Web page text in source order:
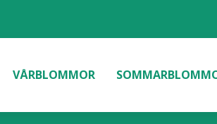
VÅRBLOMMOR